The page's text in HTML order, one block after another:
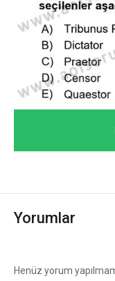
Yorumlar
Henüz yorum